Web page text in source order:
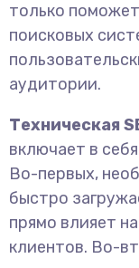
только
поисковых
аудитории.
Техническая
включает в
Во-первых,
быстро
прямо влияет
клиентов. Во-